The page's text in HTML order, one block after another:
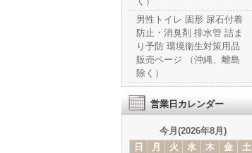
男性トイレ 固形 尿石付着
防止・消臭剤 排水管 詰ま
り予防 環境衛生対策用品
販売ページ （沖縄、離島
除く）
営業日カレンダー
今月(2026年8月)
日
月 火 水 木 金
土